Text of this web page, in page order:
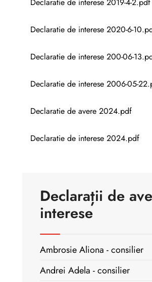
Declaratie de interese 2020-6-
Declaratie de interese 200-06-
Declaratie de interese 2006-05-
Declaratie de avere 2024.pdf
Declaratie de interese 2024.pdf
Declarații de
interese
Ambrosie Aliona - consilier
Andrei Adela - consilier